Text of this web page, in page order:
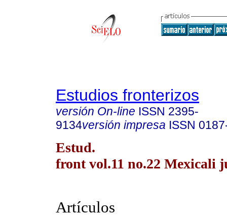
Estudios fronterizos
versión On-line ISSN 2395-
9134versión impresa ISSN
Estud.
front vol.11 no.22 Mexicali
Artículos